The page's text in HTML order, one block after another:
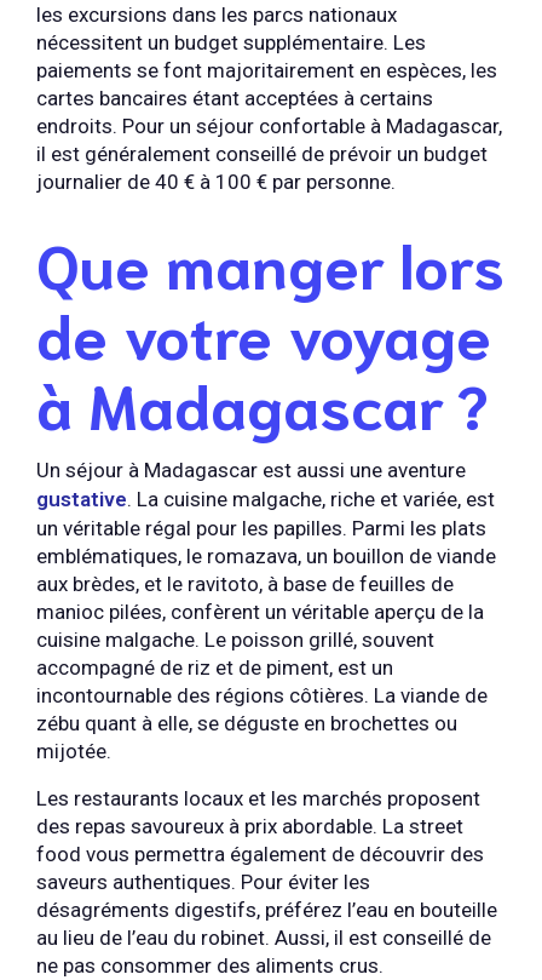
les excursions dans les parcs nationaux
nécessitent un budget supplémentaire. Les
paiements se font majoritairement en espèces, les
cartes bancaires étant acceptées à certains
endroits. Pour un séjour confortable à Madagascar,
il est généralement conseillé de prévoir un budget
journalier de 40 € à 100 € par personne.
Que manger lors
de votre voyage
à Madagascar ?
Un séjour à Madagascar est aussi une aventure
gustative. La cuisine malgache, riche et variée, est
un véritable régal pour les papilles. Parmi les plats
emblématiques, le romazava, un bouillon de viande
aux brèdes, et le ravitoto, à base de feuilles de
manioc pilées, confèrent un véritable aperçu de la
cuisine malgache. Le poisson grillé, souvent
accompagné de riz et de piment, est un
incontournable des régions côtières. La viande de
zébu quant à elle, se déguste en brochettes ou
mijotée.
Les restaurants locaux et les marchés proposent
des repas savoureux à prix abordable. La street
food vous permettra également de découvrir des
saveurs authentiques. Pour éviter les
désagréments digestifs, préférez l’eau en bouteille
au lieu de l’eau du robinet. Aussi, il est conseillé de
ne pas consommer des aliments crus.